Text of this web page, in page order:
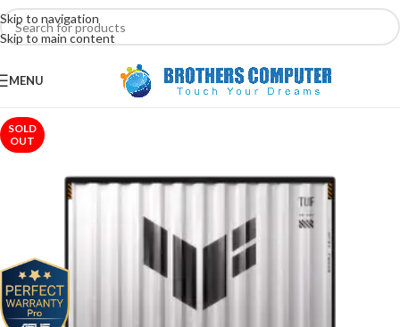
Skip to navigation
Skip to main content
MENU
SOLD
OUT